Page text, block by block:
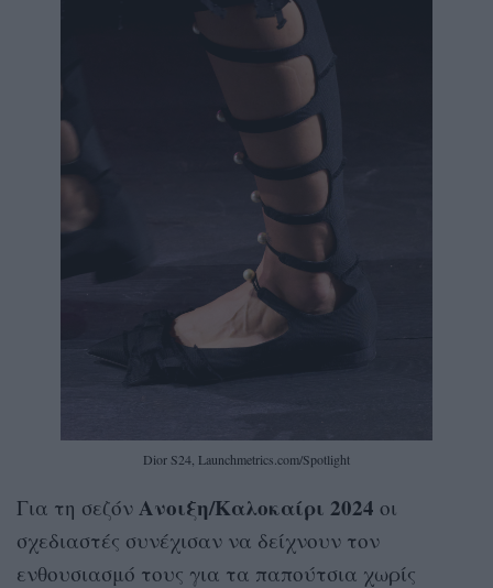
Dior S24, Launchmetrics.com/Spotlight
Για τη σεζόν Ανοιξη/Καλοκαίρι 2024 οι
σχεδιαστές συνέχισαν να δείχνουν τον
ενθουσιασμό τους για τα παπούτσια χωρίς